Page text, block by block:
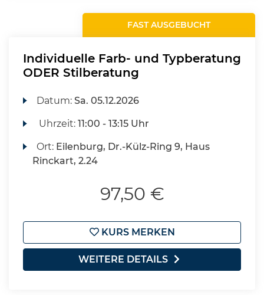
FAST AUSGEBUCHT
Individuelle Farb- und Typberatung
ODER Stilberatung
Datum:Sa. 05.12.2026
Uhrzeit:11:00 - 13:15 Uhr
Ort: Eilenburg, Dr.-Külz-Ring 9, Haus
Rinckart, 2.24
97,50 €
KURS MERKEN
WEITERE DETAILS